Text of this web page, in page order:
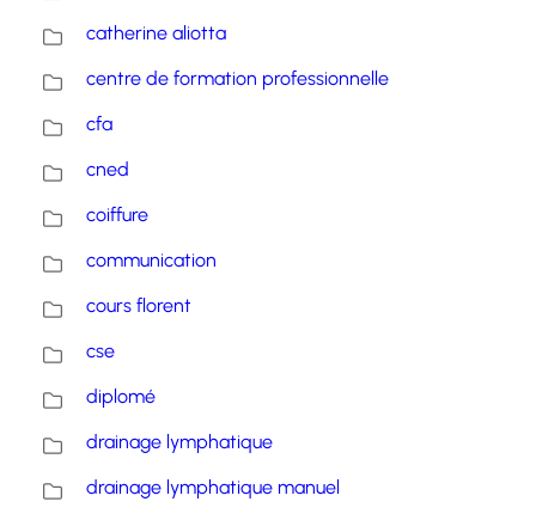
catherine aliotta
centre de formation professionnelle
cfa
cned
coiffure
communication
cours florent
cse
diplomé
drainage lymphatique
drainage lymphatique manuel